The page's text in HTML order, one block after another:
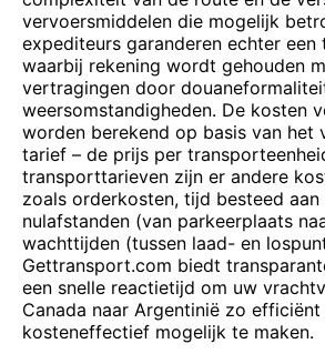
vervoersmiddelen die mogelijk
expediteurs garanderen echter een
waarbij rekening wordt gehouden
vertragingen door
weersomstandigheden. De kosten
worden berekend op basis van het
tarief – de prijs per
transporttarieven zijn er andere
zoals orderkosten, tijd besteed aan
nulafstanden (van parkeerplaats
wachttijden (tussen laad- en
Gettransport.com biedt
een snelle reactietijd om uw
Canada naar Argentinië zo efficiënt
kosteneffectief mogelijk te maken.